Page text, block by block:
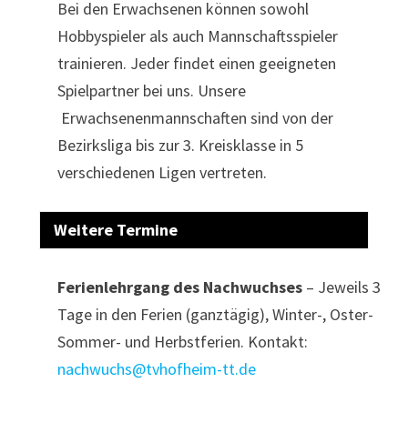
Bei den Erwachsenen können sowohl
Hobbyspieler als auch Mannschaftsspieler
trainieren. Jeder findet einen geeigneten
Spielpartner bei uns. Unsere
Erwachsenenmannschaften sind von der
Bezirksliga bis zur 3. Kreisklasse in 5
verschiedenen Ligen vertreten.
Weitere Termine
Ferienlehrgang des Nachwuchses– Jeweils 3
Tage in den Ferien (ganztägig), Winter-, Oster-
Sommer- und Herbstferien. Kontakt:
nachwuchs@tvhofheim-tt.de